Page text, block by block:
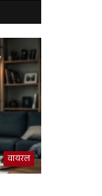
वायरल